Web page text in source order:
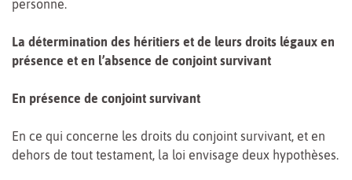
personne.
La détermination des héritiers et de leurs droits légaux en
présence et en l’absence de conjoint survivant
En présence de conjoint survivant
En ce qui concerne les droits du conjoint survivant, et en
dehors de tout testament, la loi envisage deux hypothèses.